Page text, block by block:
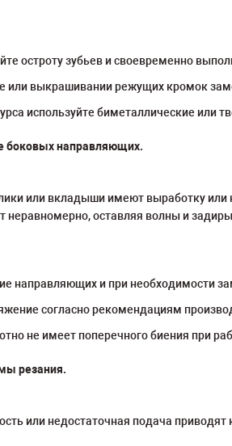
остроту зубьев и своевременно
или выкрашивании режущих кромок
используйте биметаллические или
боковых направляющих.
или вкладыши имеют выработку или
неравномерно, оставляя волны и
направляющих и при необходимости
согласно рекомендациям
не имеет поперечного биения при
резания.
или недостаточная подача приводят